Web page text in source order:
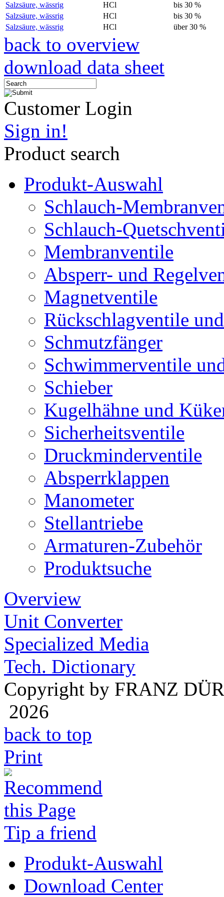
Salzsäure, wässrig
HCl
bis 30 %
Salzsäure, wässrig
HCl
bis 30 %
Salzsäure, wässrig
HCl über 30 %
back to overview
download data sheet
Customer Login
Sign in!
Product search
Produkt-Auswahl
Schlauch-
Schlauch-
Membranventile
Absperr- und
Magnetventile
Rückschlagventile
Schmutzfänger
Schwimmerventile
Schieber
Kugelhähne und
Sicherheitsventile
Druckminderventile
Absperrklappen
Manometer
Stellantriebe
Armaturen-Zubehör
Produktsuche
Overview
Unit Converter
Specialized Media
Tech. Dictionary
Copyright by FRANZ
2026
back to top
Print
Tip a friend
Produkt-Auswahl
Download Center